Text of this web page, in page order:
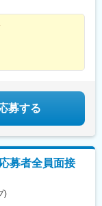
異動が発生する可能
あり【★転勤なしの
いますので面接時
！】・引越し費
新日本橋駅、秋葉
相鉄・小田急)、溝の
駅、藤沢駅、希望
、和田町駅、愛甲石
いの丘駅、田奈駅、
駅、つきみ野駅、港
、相模大野駅、倉見
玉県)、戸塚安行駅、
、狭山ケ丘駅、東飯
稲荷山公園駅、羽
レイクタウン駅、
募する
募者全員面接
)